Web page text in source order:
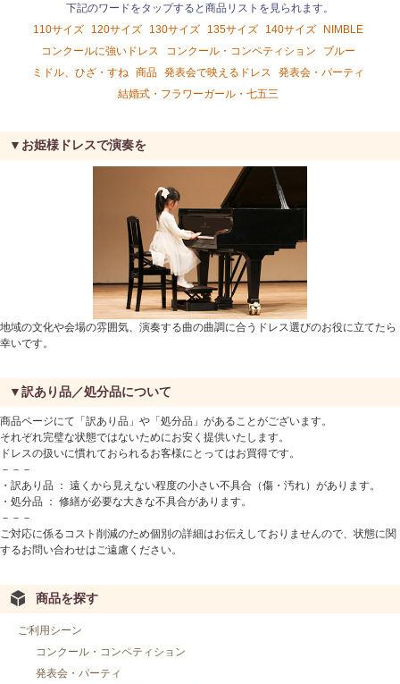
下記のワードをタップすると商品リストを見られます。
110サイズ
120サイズ 130サイズ 135サイズ 140サイズ
NIMBLE
コンクールに強いドレス
コンクール・コンペティション
ブルー
ミドル、ひざ・すね
商品 発表会で映えるドレス
発表会・パーティ
結婚式・フラワーガール・七五三
▼お姫様ドレスで演奏を
地域の文化や会場の雰囲気、演奏する曲の曲調に合うドレス選びのお役に立てたら
幸いです。
▼訳あり品／処分品について
商品ページにて「訳あり品」や「処分品」があることがございます。
それぞれ完璧な状態ではないためにお安く提供いたします。
ドレスの扱いに慣れておられるお客様にとってはお買得です。
－－－
・訳あり品 ： 遠くから見えない程度の小さい不具合（傷・汚れ）があります。
・処分品 ： 修繕が必要な大きな不具合があります。
－－－
ご対応に係るコスト削減のため個別の詳細はお伝えしておりませんので、状態に関
するお問い合わせはご遠慮ください。
商品を探す
ご利用シーン
コンクール・コンペティション
発表会・パーティ